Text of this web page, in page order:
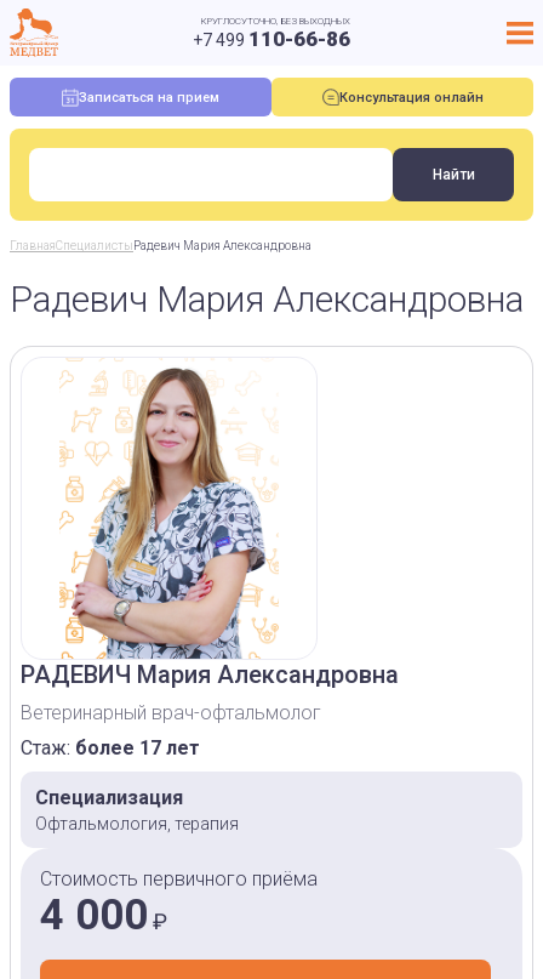
КРУГЛОСУТОЧНО, БЕЗ ВЫХОДНЫХ
+7 499 110-66-86
Записаться на прием Консультация онлайн
ГлавнаяСпециалистыРадевич Мария Александровна
Радевич Мария Александровна
РАДЕВИЧ Мария Александровна
Ветеринарный врач-офтальмолог
Стаж: более 17 лет
Специализация
Офтальмология, терапия
Стоимость первичного приёма
4 000 ₽